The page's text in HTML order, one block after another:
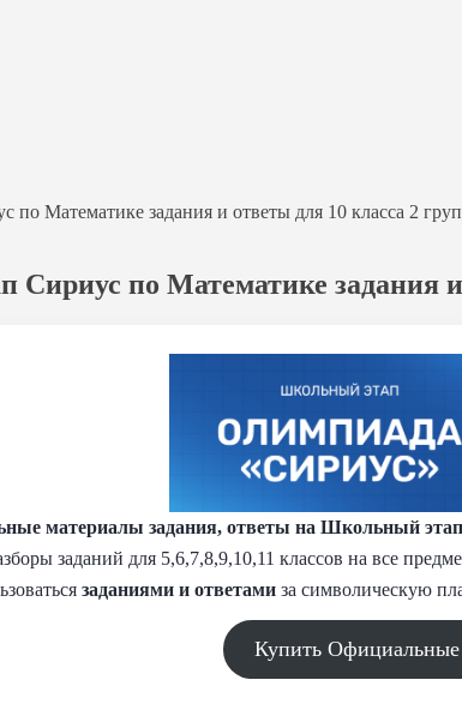
Математике задания и ответы для 10 класса 2
по Математике задания и
материалы задания, ответы на Школьный этап
заданий для 5,6,7,8,9,10,11 классов на все
заданиями и ответами за символическую
Купить